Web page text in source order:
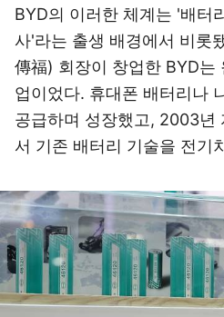
BYD의 이러한 체계는 '배터
사'라는 출생 배경에서 비롯
傳福) 회장이 창업한 BYD는
업이었다. 휴대폰 배터리나
공급하며 성장했고, 2003년
서 기존 배터리 기술을 전기